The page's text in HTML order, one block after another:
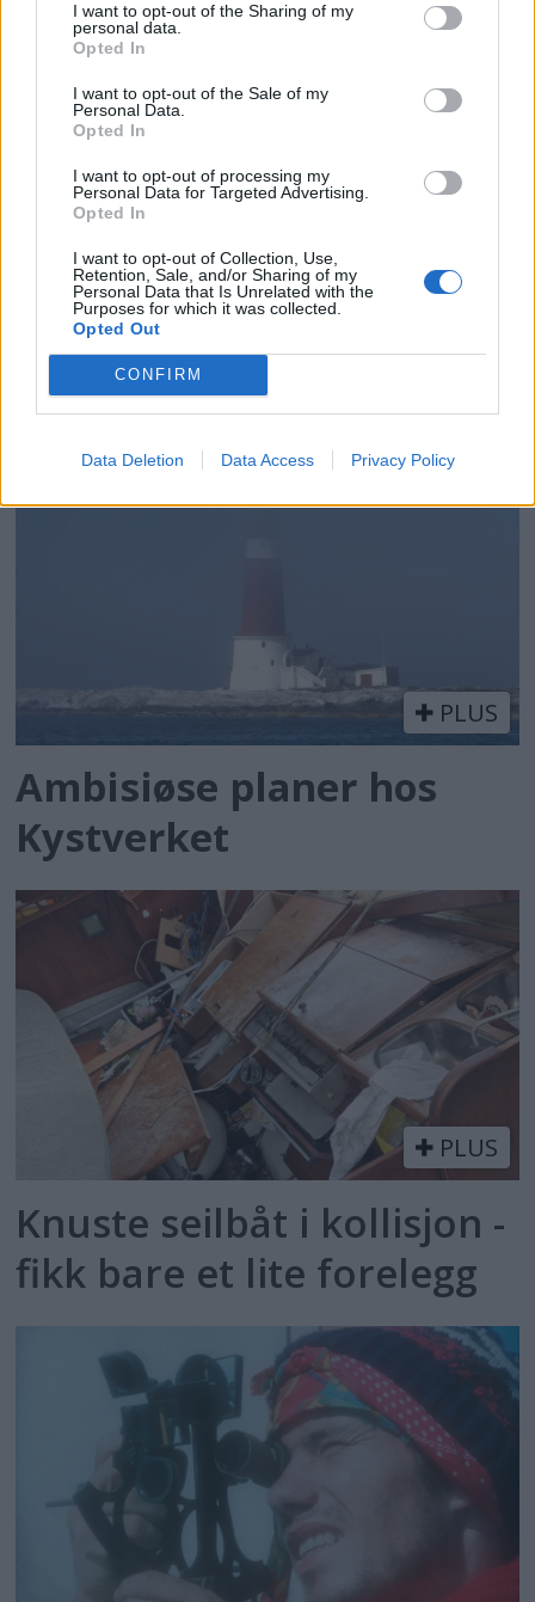
I want to opt-out of the Sharing of my
personal data.
Opted In
I want to opt-out of the Sale of my
Personal Data.
Opted In
I want to opt-out of processing my
Personal Data for Targeted Advertising.
Opted In
I want to opt-out of Collection, Use,
Retention, Sale, and/or Sharing of my
Personal Data that Is Unrelated with the
Purposes for which it was collected.
Opted Out
CONFIRM
Data Deletion Data Access Privacy Policy
Sjekk båten før
påsketuren
PLUS
Ambisiøse planer hos
Kystverket
PLUS
Knuste seilbåt i kollisjon -
fikk bare et lite forelegg